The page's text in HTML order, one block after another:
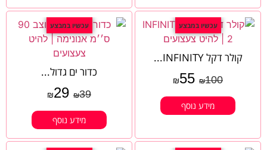
עכשיו במבצע
קולר דקל INFINITY...
₪100
₪55
מידע נוסף
עכשיו במבצע
כדור ים גדול...
₪39
₪29
מידע נוסף